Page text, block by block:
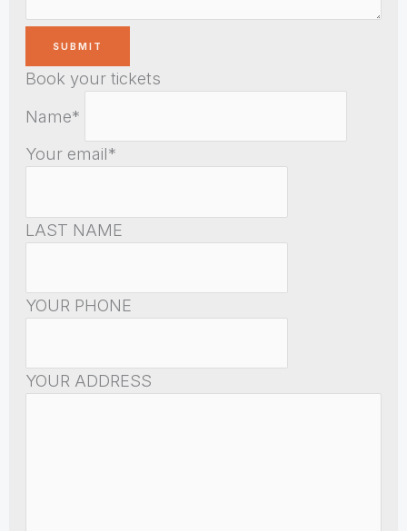
Book your tickets
Name*
Your email*
LAST NAME
YOUR PHONE
YOUR ADDRESS